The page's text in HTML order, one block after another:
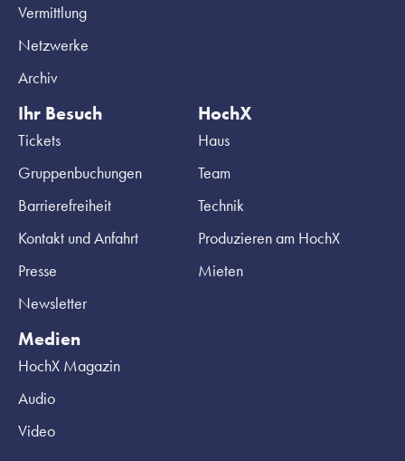
Vermittlung
Netzwerke
Archiv
Ihr Besuch
Tickets
Gruppenbuchungen
Barrierefreiheit
Kontakt und Anfahrt
Presse
Newsletter
HochX
Haus
Team
Technik
Produzieren am HochX
Mieten
Medien
HochX Magazin
Audio
Video